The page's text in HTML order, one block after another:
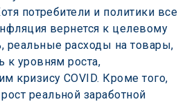
потребители и политики все
вернется к целевому
реальные расходы на товары,
к уровням роста,
кризису COVID. Кроме того,
реальной заработной